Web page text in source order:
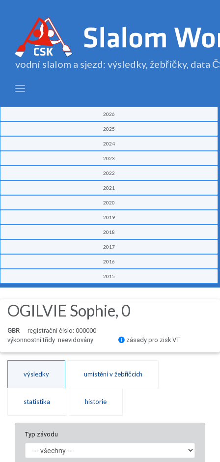
vodní slalom a sjezd: výsledky, žebříčky, data
2026
2025
2024
2023
2022
2021
2020
2019
2018
2017
2016
2015
OGILVIE Sophie, 0
GBR
registrační číslo: 000000
výkonnostní třídy neevidovány
zásady pro zisk VT
výsledky umístění v žebříčcích
statistika historie
Typ závodu